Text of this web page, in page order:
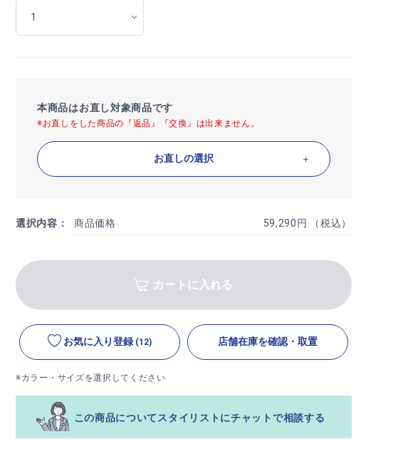
本商品はお直し対象商品です
※お直しをした商品の『返品』『交換』は出来ません。
お直しの選択
選択内容： 商品価格 59,290円 （税込）
カートに入れる
お気に入り登録 (12) 店舗在庫を確認・取置
※カラー・サイズを選択してください
この商品についてスタイリストにチャットで相談する